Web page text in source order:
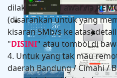
Hackintosh in HP
dilakukan dari awal via
(disarankan untuk yang
kisaran 5Mb/s ke atas)
"DISINI" atau tombol di
4. Untuk yang tak mau
daerah Bandung / Cimahi /